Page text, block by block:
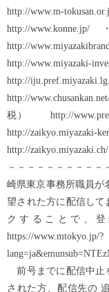
http://www.m-
http://
http://
http://www.miyazaki-
http://
http://
税） http://
http://
http://
－－－－－－－－－
崎県東京事務所職員が
望された方に配信して
クすることで、
https://www.mtokyo.jp/?
前号までに配信中止
された方、配信先の